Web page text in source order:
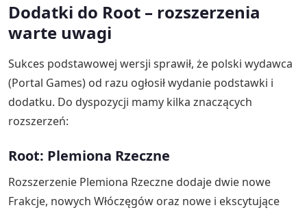
Dodatki do Root – rozszerzenia
warte uwagi
Sukces podstawowej wersji sprawił, że polski wydawca
(Portal Games) od razu ogłosił wydanie podstawki i
dodatku. Do dyspozycji mamy kilka znaczących
rozszerzeń:
Root: Plemiona Rzeczne
Rozszerzenie Plemiona Rzeczne dodaje dwie nowe
Frakcje, nowych Włóczęgów oraz nowe i ekscytujące